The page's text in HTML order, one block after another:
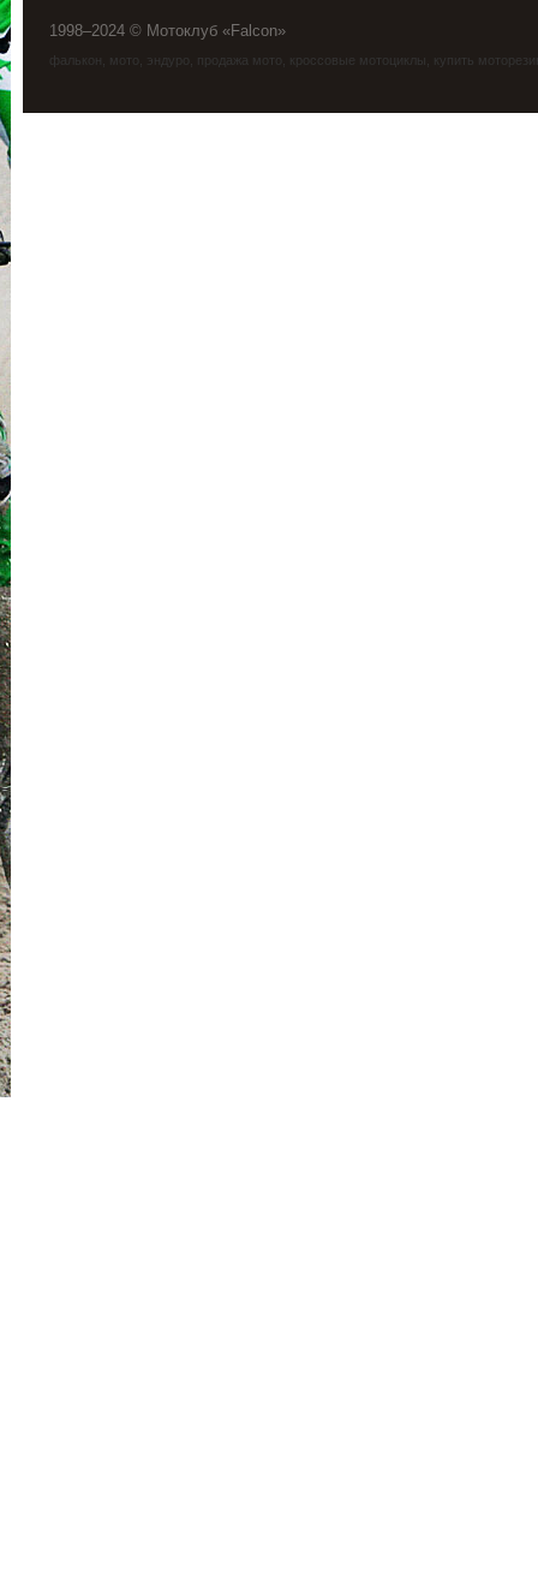
1998–2024 © Мотоклуб «Falcon»
фалькон мото эндуро , продажа мото, кроссовые мотоциклы, купить